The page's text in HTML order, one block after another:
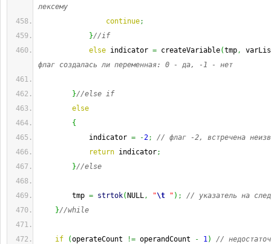
лексему
continue;
}//if
else indicator = createVariable(tmp,
флаг создалась ли переменная: 0 - да, -1 - нет
}//else if
else
{
indicator = -2;
// флаг -2, встречена
return indicator;
}//else
tmp = strtok( NULL, "\t " ) ;
// указатель на
}//while
if (operateCount != operandCount - 1)
//